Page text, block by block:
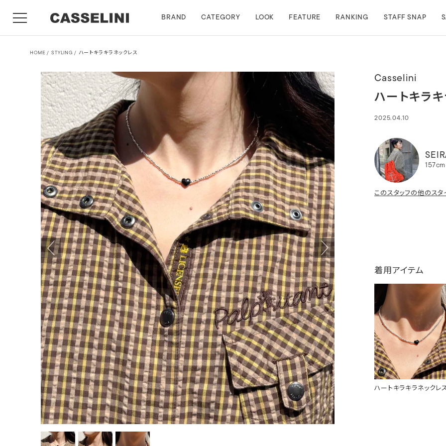
BRAND CATEGORY LOOK FEATURE RANKING STAFF SNAP
HOME STYLING ハートキラキラネックレス
Casselini
ハートキラ
2025.04.10
157cm
このスタッフの他のス
着用アイテム
ハートキラキラネックレ